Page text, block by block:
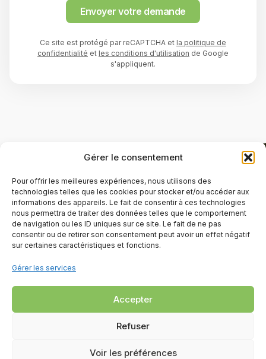
Gérer le consentement
Pour offrir les meilleures expériences, nous utilisons des
technologies telles que les cookies pour stocker et/ou accéder aux
informations des appareils. Le fait de consentir à ces technologies
nous permettra de traiter des données telles que le comportement
de navigation ou les ID uniques sur ce site. Le fait de ne pas
consentir ou de retirer son consentement peut avoir un effet négatif
sur certaines caractéristiques et fonctions.
Gérer les services
Accepter
Refuser
Voir les préférences
Envoyer votre demande
Ce site est protégé par reCAPTCHA et la politique de
confidentialité et les conditions d'utilisation de Google
s'appliquent.